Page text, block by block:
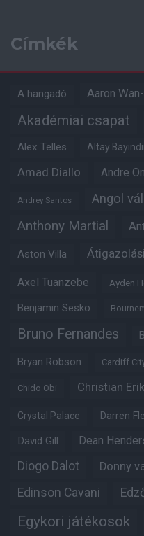
Címkék
A hangadó Aaron
Akadémiai csapat
Alex Telles Altay
Amad Diallo Andre
Andrey Santos Angol
Anthony Martial
Aston Villa
Axel Tuanzebe Ayden
Benjamin Sesko
Bruno Fernandes
Bryan Robson Cardiff
Chido Obi Christian
Crystal Palace Darren
David Gill Dean
Diogo Dalot Donny
Edinson Cavani
Egykori játékosok